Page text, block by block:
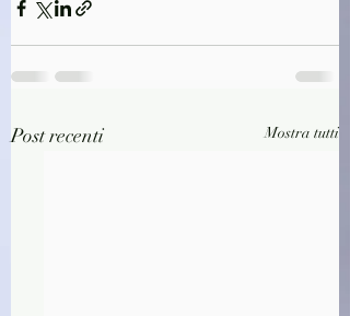
Post recenti Mostra tutti